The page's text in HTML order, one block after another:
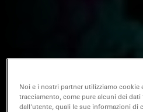
Noi e i nostri partner utilizziamo cookie
tracciamento, come pure alcuni dei
dall'utente, quali le sue informazioni di